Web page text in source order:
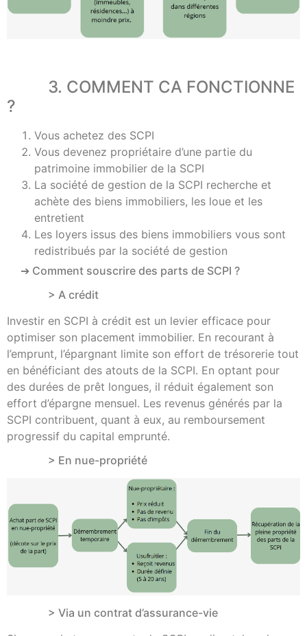
3. COMMENT CA FONCTIONNE
?
Vous achetez des SCPI
Vous devenez propriétaire d’une partie du
patrimoine immobilier de la SCPI
La société de gestion de la SCPI recherche et
achète des biens immobiliers, les loue et les
entretient
Les loyers issus des biens immobiliers vous sont
redistribués par la société de gestion
➔ Comment souscrire des parts de SCPI ?
> A crédit
Investir en SCPI à crédit est un levier efficace pour
optimiser son placement immobilier. En recourant à
l’emprunt, l’épargnant limite son effort de trésorerie tout
en bénéficiant des atouts de la SCPI. En optant pour
des durées de prêt longues, il réduit également son
effort d’épargne mensuel. Les revenus générés par la
SCPI contribuent, quant à eux, au remboursement
progressif du capital emprunté.
> En nue-propriété
> Via un contrat d’assurance-vie